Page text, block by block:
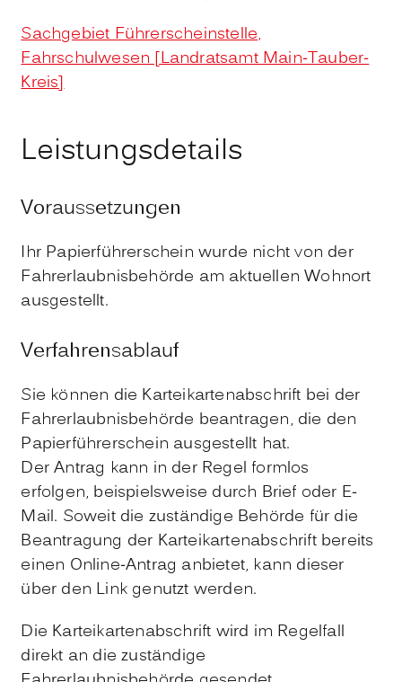
Sachgebiet Führerscheinstelle,
Fahrschulwesen [Landratsamt Main-Tauber-
Kreis]
Leistungsdetails
Voraussetzungen
Ihr Papierführerschein wurde nicht von der
Fahrerlaubnisbehörde am aktuellen Wohnort
ausgestellt.
Verfahrensablauf
Sie können die Karteikartenabschrift bei der
Fahrerlaubnisbehörde beantragen, die den
Papierführerschein ausgestellt hat.
Der Antrag kann in der Regel formlos
erfolgen, beispielsweise durch Brief oder E-
Mail. Soweit die zuständige Behörde für die
Beantragung der Karteikartenabschrift bereits
einen Online-Antrag anbietet, kann dieser
über den Link genutzt werden.
Die Karteikartenabschrift wird im Regelfall
direkt an die zuständige